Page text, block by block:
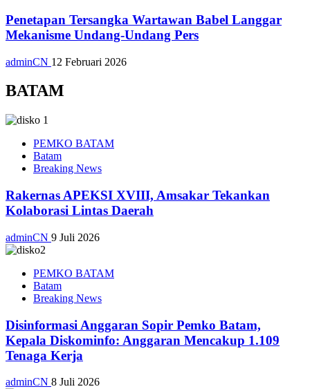
Penetapan Tersangka Wartawan Babel Langgar
Mekanisme Undang-Undang Pers
adminCN 12 Februari 2026
BATAM
PEMKO BATAM
Batam
Breaking News
Rakernas APEKSI XVIII, Amsakar Tekankan
Kolaborasi Lintas Daerah
adminCN 9 Juli 2026
PEMKO BATAM
Batam
Breaking News
Disinformasi Anggaran Sopir Pemko Batam,
Kepala Diskominfo: Anggaran Mencakup 1.109
Tenaga Kerja
adminCN 8 Juli 2026